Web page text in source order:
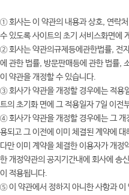
① 회사는 이 약관의 내용과 상호, 연락
수 있도록 사이트의 초기 서비스화면에
② 회사는 약관의규제등에관한법률, 전
에 관한 법률, 방문판매등에 관한 법률,
이 약관을 개정할 수 있습니다.
③ 회사가 약관을 개정할 경우에는 적용
트의 초기화 면에 그 적용일자 7일 이전
④ 회사가 약관을 개정할 경우에는 그 개
용되고 그 이전에 이미 체결된 계약에
다만 이미 계약을 체결한 이용자가 개
한 개정약관의 공지기간내에 회사에 송
이 적용됩니다.
⑤ 이 약관에서 정하지 아니한 사항과 이